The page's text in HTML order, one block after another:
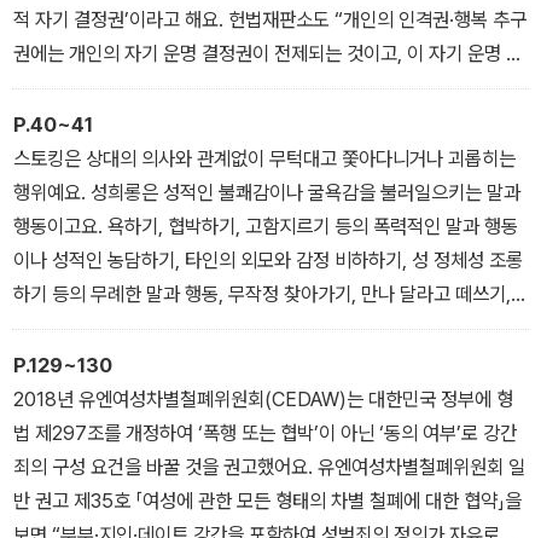
적 자기 결정권’이라고 해요. 헌법재판소도 “개인의 인격권·행복 추구
권에는 개인의 자기 운명 결정권이 전제되는 것이고, 이 자기 운명 결
정권에는 성행위 여부 및 그 상대방을 결정할 수 있는 성적 자기 결정
권이 또한 포함”된다며 성적 자기 결정권을 인정하고 있어요.
P.40~41
스토킹은 상대의 의사와 관계없이 무턱대고 쫓아다니거나 괴롭히는
행위예요. 성희롱은 성적인 불쾌감이나 굴욕감을 불러일으키는 말과
행동이고요. 욕하기, 협박하기, 고함지르기 등의 폭력적인 말과 행동
이나 성적인 농담하기, 타인의 외모와 감정 비하하기, 성 정체성 조롱
하기 등의 무례한 말과 행동, 무작정 찾아가기, 만나 달라고 떼쓰기,
싫다는데 계속 따라다니기, 일방적·지속적으로 연락하기(전화, 문자,
SNS, 이메일 등) 등의 강요하는 말과 행동이 모두 언어적·정서적 경
계를 침범하는 행위예요.
P.129~130
2018년 유엔여성차별철폐위원회(CEDAW)는 대한민국 정부에 형
법 제297조를 개정하여 ‘폭행 또는 협박’이 아닌 ‘동의 여부’로 강간
죄의 구성 요건을 바꿀 것을 권고했어요. 유엔여성차별철폐위원회 일
반 권고 제35호 「여성에 관한 모든 형태의 차별 철폐에 대한 협약」을